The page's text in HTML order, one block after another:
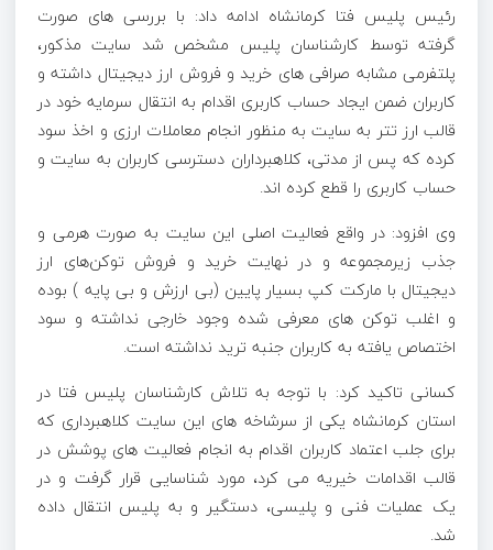
رئیس پلیس فتا کرمانشاه ادامه داد: با بررسی های صورت
گرفته توسط کارشناسان پلیس مشخص شد سایت مذکور،
پلتفرمی مشابه صرافی های خرید و فروش ارز دیجیتال داشته و
کاربران ضمن ایجاد حساب کاربری اقدام به انتقال سرمایه خود در
قالب ارز تتر به سایت به منظور انجام معاملات ارزی و اخذ سود
کرده که پس از مدتی، کلاهبرداران دسترسی کاربران به سایت و
حساب کاربری را قطع کرده اند.
وی افزود: در واقع فعالیت اصلی این سایت به صورت هرمی و
جذب زیرمجموعه و در نهایت خرید و فروش توکن‌های ارز
دیجیتال با مارکت کپ بسیار پایین (بی ارزش و بی پایه ) بوده
و اغلب توکن های معرفی شده وجود خارجی نداشته و سود
اختصاص یافته به کاربران جنبه ترید نداشته است.
کسانی تاکید کرد: با توجه به تلاش کارشناسان پلیس فتا در
استان کرمانشاه یکی از سرشاخه های این سایت کلاهبرداری که
برای جلب اعتماد کاربران اقدام به انجام فعالیت های پوشش در
قالب اقدامات خیریه می کرد، مورد شناسایی قرار گرفت و در
یک عملیات فنی و پلیسی، دستگیر و به پلیس انتقال داده
شد.